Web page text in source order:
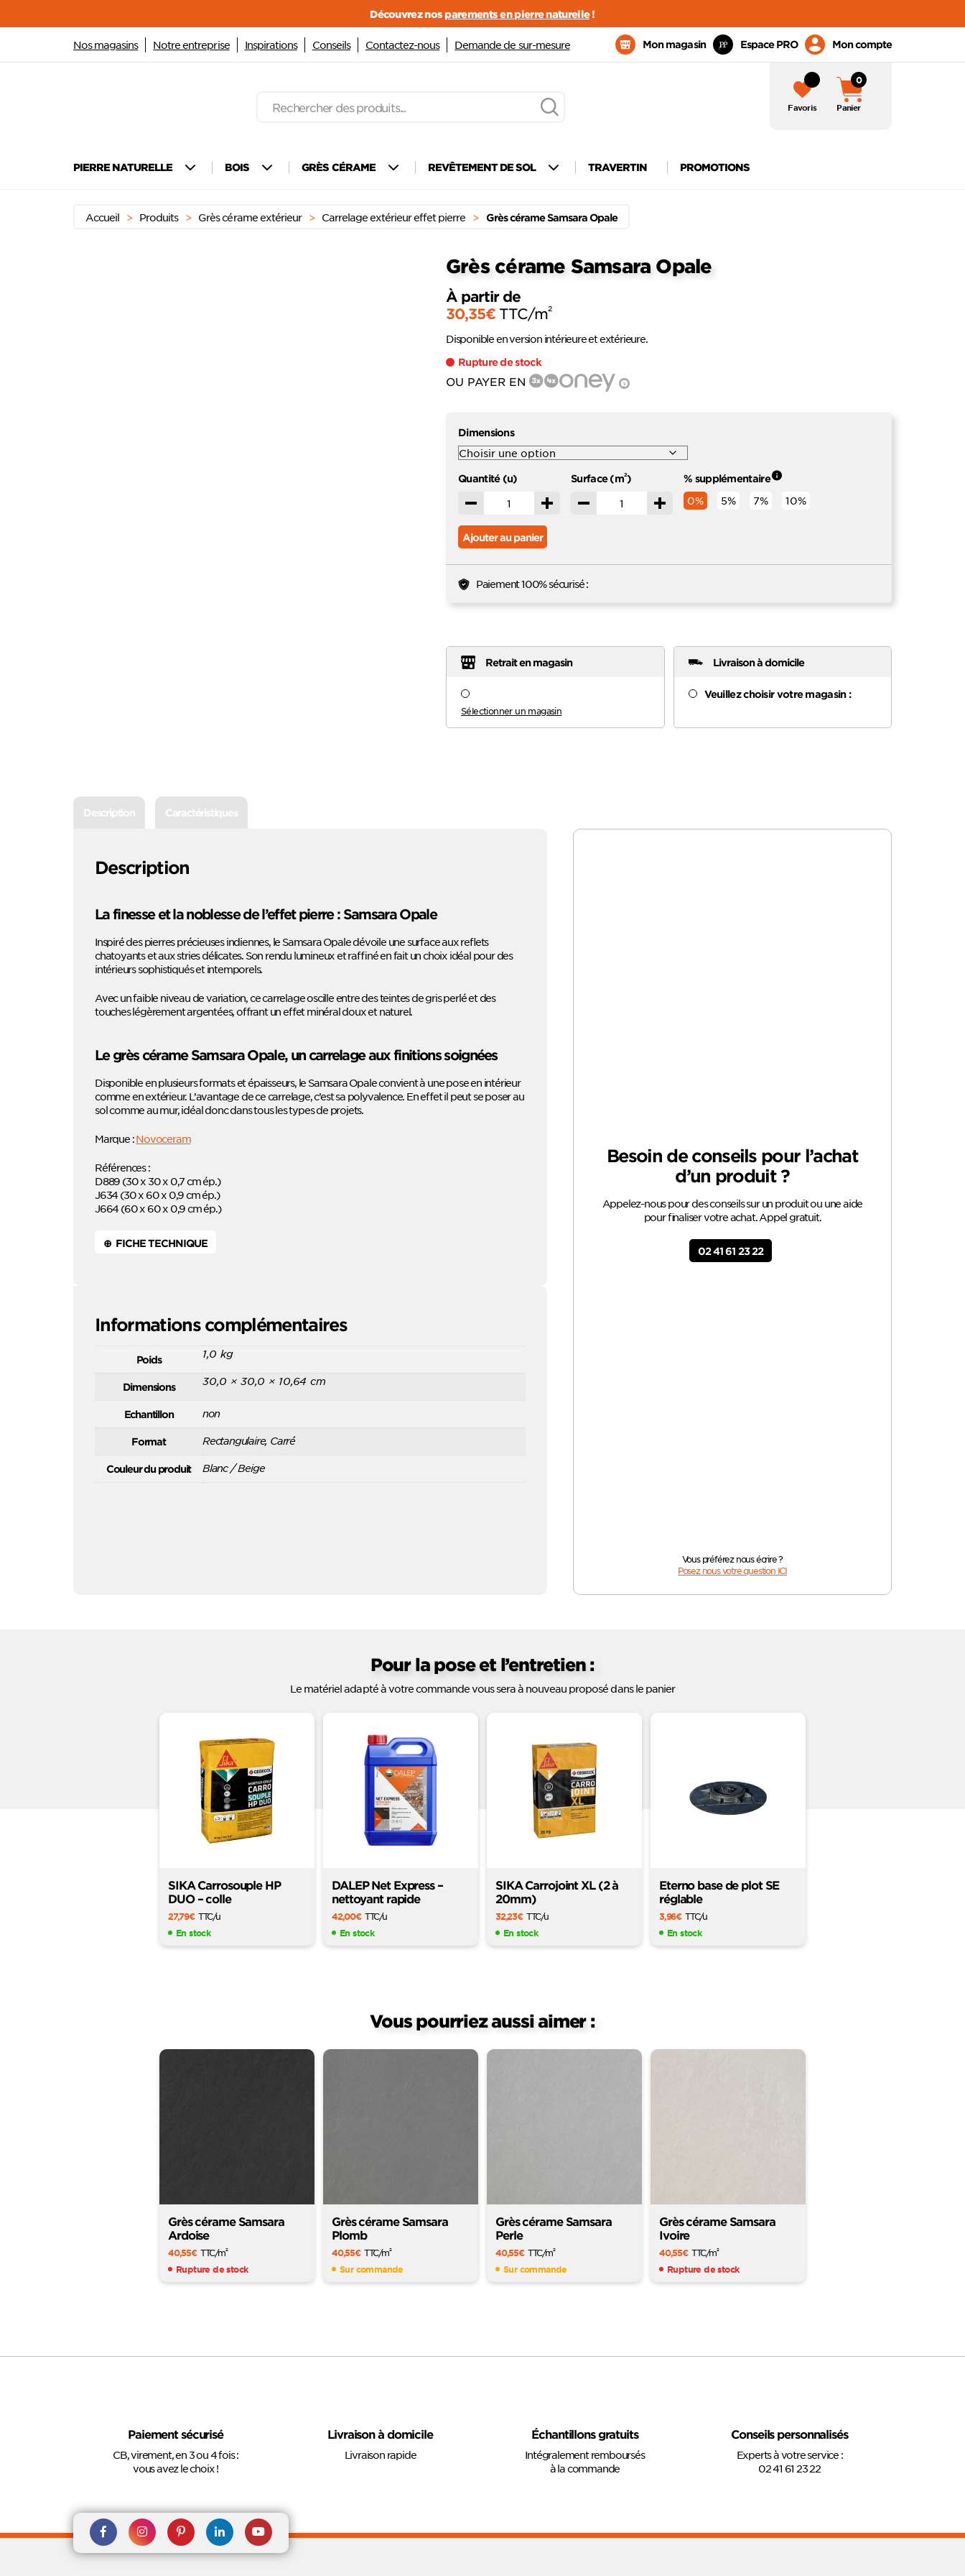
Découvrez nosparements en pierre naturelle!
Nos magasins Notre entreprise Inspirations Conseils Contactez-nous Demande de sur-mesure Mon magasin Espace PRO Mon compte
Favoris Panier
0
au
PIERRE NATURELLE BOIS GRÈS CÉRAME REVÊTEMENT DE SOL TRAVERTIN PROMOTIONS
Accueil > Produits > Grès cérame extérieur > Carrelage extérieur effet pierre > Grès cérame Samsara Opale
Grès cérame Samsara Opale
À partir de
30,35€ TTC/m2
Disponible en version intérieure et extérieure.
Rupture de stock
OU PAYER EN ?
Dimensions
Quantité (u)
Décrémenter Incrémenter
Surface (m2)
Décrémenter Incrémenter
% supplémentaire
0% 5% 7% 10%
Ajouter au panier
Paiement 100% sécurisé :
Retrait en magasin
Sélectionner un magasin
Livraison à domicile
Veuillez choisir votre magasin :
Description Caractéristiques
Description
La finesse et la noblesse de l’effet pierre : Samsara Opale
Inspiré des pierres précieuses indiennes, le Samsara Opale dévoile une surface aux reflets
chatoyants et aux stries délicates. Son rendu lumineux et raffiné en fait un choix idéal pour des
intérieurs sophistiqués et intemporels.
Avec un faible niveau de variation, ce carrelage oscille entre des teintes de gris perlé et des
touches légèrement argentées, offrant un effet minéral doux et naturel.
Le grès cérame Samsara Opale, un carrelage aux finitions soignées
Disponible en plusieurs formats et épaisseurs, le Samsara Opale convient à une pose en intérieur
comme en extérieur. L’avantage de ce carrelage, c’est sa polyvalence. En effet il peut se poser au
sol comme au mur, idéal donc dans tous les types de projets.
Marque :Novoceram
Références :
D889 (30 x 30 x 0,7 cm ép.)
J634 (30 x 60 x 0,9 cm ép.)
J664 (60 x 60 x 0,9 cm ép.)
⊕ FICHE TECHNIQUE
Informations complémentaires
Poids 1,0 kg
Dimensions 30,0 × 30,0 × 10,64 cm
Echantillon non
Format Rectangulaire, Carré
Couleur du produit Blanc / Beige
Besoin de conseils pour l’achat
d’un produit ?
Appelez-nous pour des conseils sur un produit ou une aide
pour finaliser votre achat. Appel gratuit.
02 41 61 23 22
Vous préférez nous écrire ?
Posez nous votre question ICI
Pour la pose et l’entretien :
Le matériel adapté à votre commande vous sera à nouveau proposé dans le panier
SIKA Carrosouple HP
DUO – colle
27,79€ TTC/u
En stock
DALEP Net Express –
nettoyant rapide
42,00€ TTC/u
En stock
SIKA Carrojoint XL (2 à
20mm)
32,23€ TTC/u
En stock
Eterno base de plot SE
réglable
3,96€ TTC/u
En stock
Vous pourriez aussi aimer :
Grès cérame Samsara
Ardoise
40,55€ TTC/m2
Rupture de stock
Grès cérame Samsara
Plomb
40,55€ TTC/m2
Sur commande
Grès cérame Samsara
Perle
40,55€ TTC/m2
Sur commande
Grès cérame Samsara
Ivoire
40,55€ TTC/m2
Rupture de stock
Paiement sécurisé
CB, virement, en 3 ou 4 fois :
vous avez le choix !
Livraison à domicile
Livraison rapide
Échantillons gratuits
Intégralement remboursés
à la commande
Conseils personnalisés
Experts à votre service :
02 41 61 23 22
Rejoignez nous sur Facebook
Suivez-nous sur
Instagram
Suivez-nous sur
Pinterest
Suivez-
nous sur
Suivez-
nous sur